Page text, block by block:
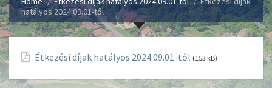
hatályos 2024.09.01-től
Étkezési díjak hatályos 2024.09.01-től (153 kB)